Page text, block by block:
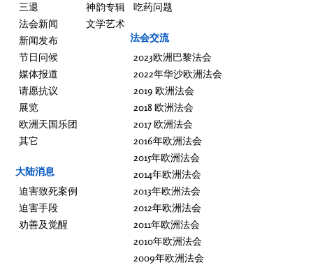
三退
法会新闻
新闻发布
节日问候
媒体报道
请愿抗议
展览
欧洲天国乐团
其它
大陆消息
迫害致死案例
迫害手段
劝善及觉醒
神韵专辑
文学艺术
吃药问题
法会交流
2023欧洲巴黎法会
2022年华沙欧洲法会
2019 欧洲法会
2018 欧洲法会
2017 欧洲法会
2016年欧洲法会
2015年欧洲法会
2014年欧洲法会
2013年欧洲法会
2012年欧洲法会
2011年欧洲法会
2010年欧洲法会
2009年欧洲法会